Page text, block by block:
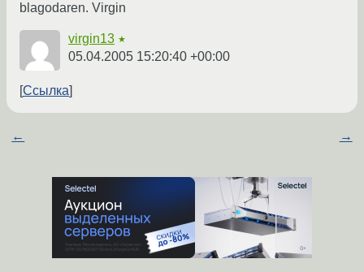
blagodaren. Virgin
virgin13 ★
05.04.2005 15:20:40 +00:00
Ссылка
← →